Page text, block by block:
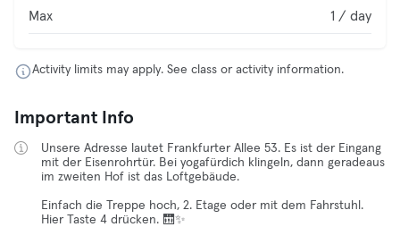
Max 1 / day
Activity limits may apply. See class or activity information.
Important Info
Unsere Adresse lautet Frankfurter Allee 53. Es ist der Eingang
mit der Eisenrohrtür. Bei yogafürdich klingeln, dann geradeaus
im zweiten Hof ist das Loftgebäude.
Einfach die Treppe hoch, 2. Etage oder mit dem Fahrstuhl.
Hier Taste 4 drücken. 🛗✨